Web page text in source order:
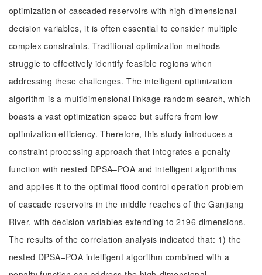
optimization of cascaded reservoirs with high-dimensional
decision variables, it is often essential to consider multiple
complex constraints. Traditional optimization methods
struggle to effectively identify feasible regions when
addressing these challenges. The intelligent optimization
algorithm is a multidimensional linkage random search, which
boasts a vast optimization space but suffers from low
optimization efficiency. Therefore, this study introduces a
constraint processing approach that integrates a penalty
function with nested DPSA–POA and intelligent algorithms
and applies it to the optimal flood control operation problem
of cascade reservoirs in the middle reaches of the Ganjiang
River, with decision variables extending to 2196 dimensions.
The results of the correlation analysis indicated that: 1) the
nested DPSA–POA intelligent algorithm combined with a